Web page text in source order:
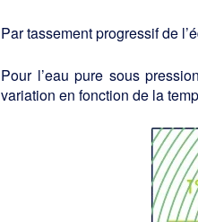
Par tassement progressif de
Pour l’eau pure sous
variation en fonction de la